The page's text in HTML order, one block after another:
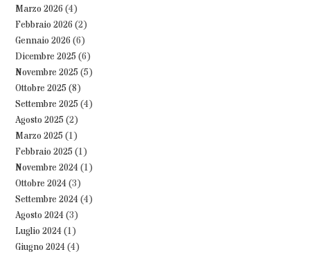
Marzo 2026 (4)
Febbraio 2026 (2)
Gennaio 2026 (6)
Dicembre 2025(6)
Novembre 2025(5)
Ottobre 2025(8)
Settembre 2025(4)
Agosto 2025(2)
Marzo 2025(1)
Febbraio 2025(1)
Novembre 2024(1)
Ottobre 2024(3)
Settembre 2024(4)
Agosto 2024(3)
Luglio 2024(1)
Giugno 2024(4)